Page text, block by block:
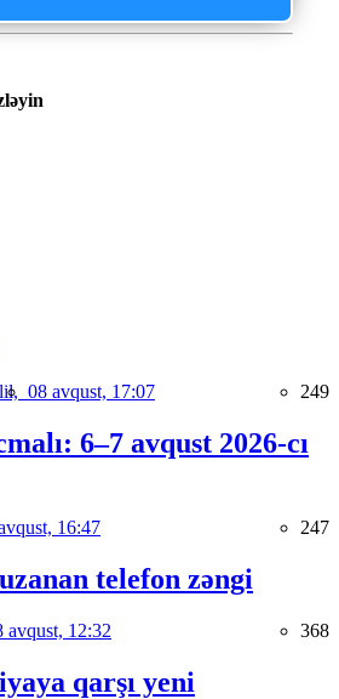
08 avqust, 17:07 249
6–7 avqust 2026-cı
16:47 247
telefon zəngi
avqust, 12:32 368
qarşı yeni